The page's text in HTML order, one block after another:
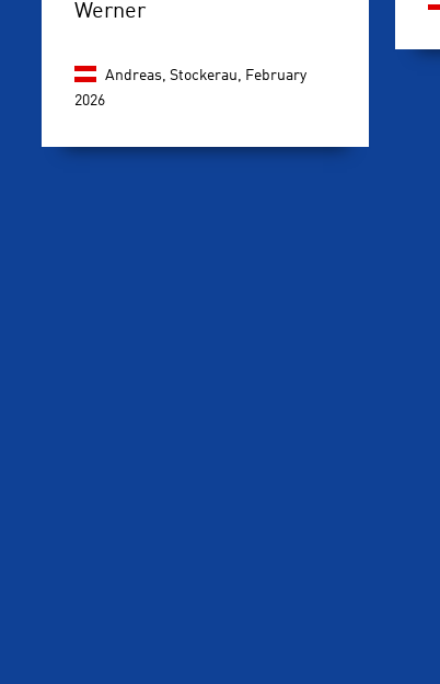
Werner
Andreas, Stockerau, February
2026